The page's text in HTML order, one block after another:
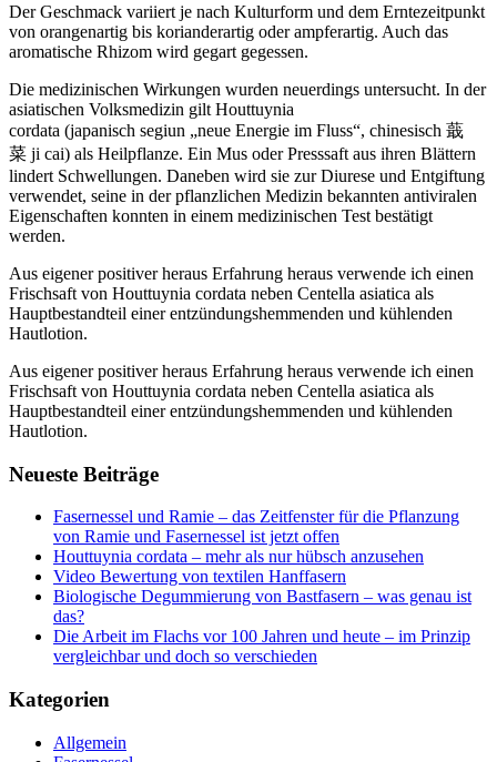
Der Geschmack variiert je nach Kulturform und dem Erntezeitpunkt
von orangenartig bis korianderartig oder ampferartig. Auch das
aromatische Rhizom wird gegart gegessen.
Die medizinischen Wirkungen wurden neuerdings untersucht. In der
asiatischen Volksmedizin gilt Houttuynia
cordata (japanisch segiun „neue Energie im Fluss“, chinesisch 蕺
菜 ji cai) als Heilpflanze. Ein Mus oder Presssaft aus ihren Blättern
lindert Schwellungen. Daneben wird sie zur Diurese und Entgiftung
verwendet, seine in der pflanzlichen Medizin bekannten antiviralen
Eigenschaften konnten in einem medizinischen Test bestätigt
werden.
Aus eigener positiver heraus Erfahrung heraus verwende ich einen
Frischsaft von Houttuynia cordata neben Centella asiatica als
Hauptbestandteil einer entzündungshemmenden und kühlenden
Hautlotion.
Aus eigener positiver heraus Erfahrung heraus verwende ich einen
Frischsaft von Houttuynia cordata neben Centella asiatica als
Hauptbestandteil einer entzündungshemmenden und kühlenden
Hautlotion.
Neueste Beiträge
Fasernessel und Ramie – das Zeitfenster für die Pflanzung
von Ramie und Fasernessel ist jetzt offen
Houttuynia cordata – mehr als nur hübsch anzusehen
Video Bewertung von textilen Hanffasern
Biologische Degummierung von Bastfasern – was genau ist
das?
Die Arbeit im Flachs vor 100 Jahren und heute – im Prinzip
vergleichbar und doch so verschieden
Kategorien
Allgemein